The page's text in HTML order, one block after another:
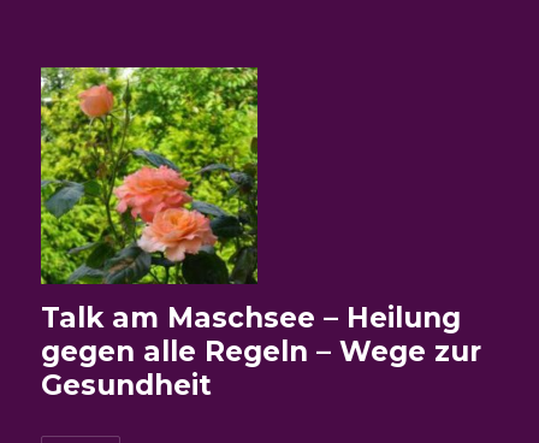
Talk am Maschsee – Heilung
gegen alle Regeln – Wege zur
Gesundheit